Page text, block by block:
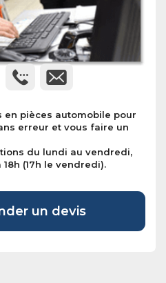
en pièces automobile pour
erreur et vous faire un
du lundi au vendredi,
18h (17h le vendredi).
un devis